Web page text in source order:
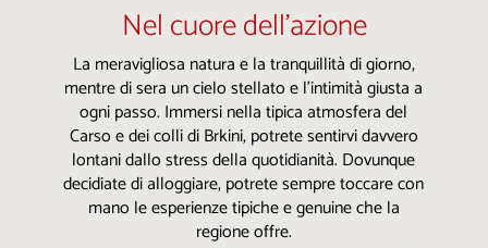
Nel cuore dell’azione
La meravigliosa natura e la tranquillità di giorno,
mentre di sera un cielo stellato e l’intimità giusta a
ogni passo. Immersi nella tipica atmosfera del
Carso e dei colli di Brkini, potrete sentirvi davvero
lontani dallo stress della quotidianità. Dovunque
decidiate di alloggiare, potrete sempre toccare con
mano le esperienze tipiche e genuine che la
regione offre.